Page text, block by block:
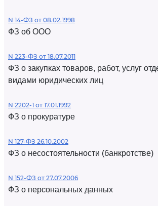
N 14-ФЗ от 08.02.1998
ФЗ об ООО
N 223-ФЗ от 18.07.2011
ФЗ о закупках товаров, работ, услуг
видами юридических лиц
N 2202-1 от 17.01.1992
ФЗ о прокуратуре
N 127-ФЗ 26.10.2002
ФЗ о несостоятельности (банкротстве)
N 152-ФЗ от 27.07.2006
ФЗ о персональных данных